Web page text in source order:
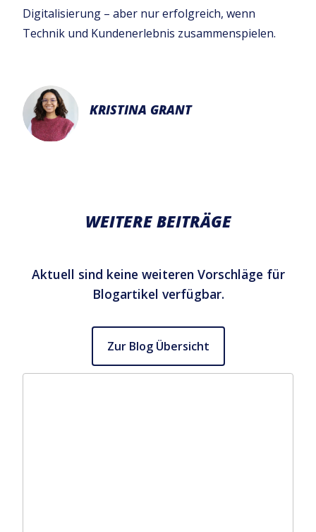
Digitalisierung – aber nur erfolgreich, wenn
Technik und Kundenerlebnis zusammenspielen.
KRISTINA GRANT
WEITERE BEITRÄGE
Aktuell sind keine weiteren Vorschläge für
Blogartikel verfügbar.
Zur Blog Übersicht